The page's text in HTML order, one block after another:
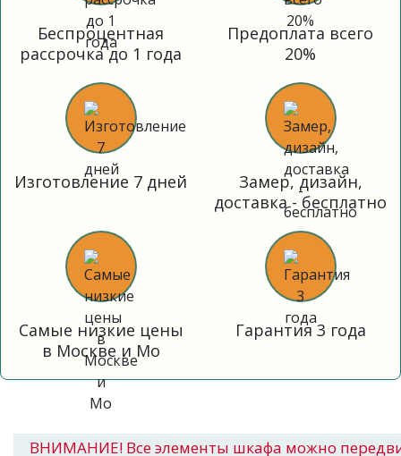
Беспроцентная
рассрочка до 1 года
Предоплата всего
20%
Изготовление 7 дней
Замер, дизайн,
доставка - бесплатно
Самые низкие цены
в Москве и Мо
Гарантия 3 года
ВНИМАНИЕ! Все элементы шкафа можно